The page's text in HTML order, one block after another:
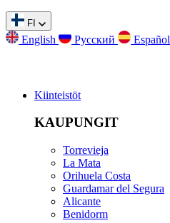
FI
English Русский Español
Kiinteistöt
KAUPUNGIT
Torrevieja
La Mata
Orihuela Costa
Guardamar del Segura
Alicante
Benidorm